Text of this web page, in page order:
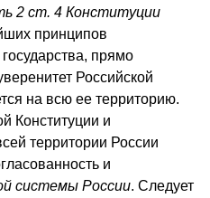
2 ст. 4 Конституции
принципов
прямо
Российской
на всю ее территорию.
Конституции и
территории России
и
системы России. Следует